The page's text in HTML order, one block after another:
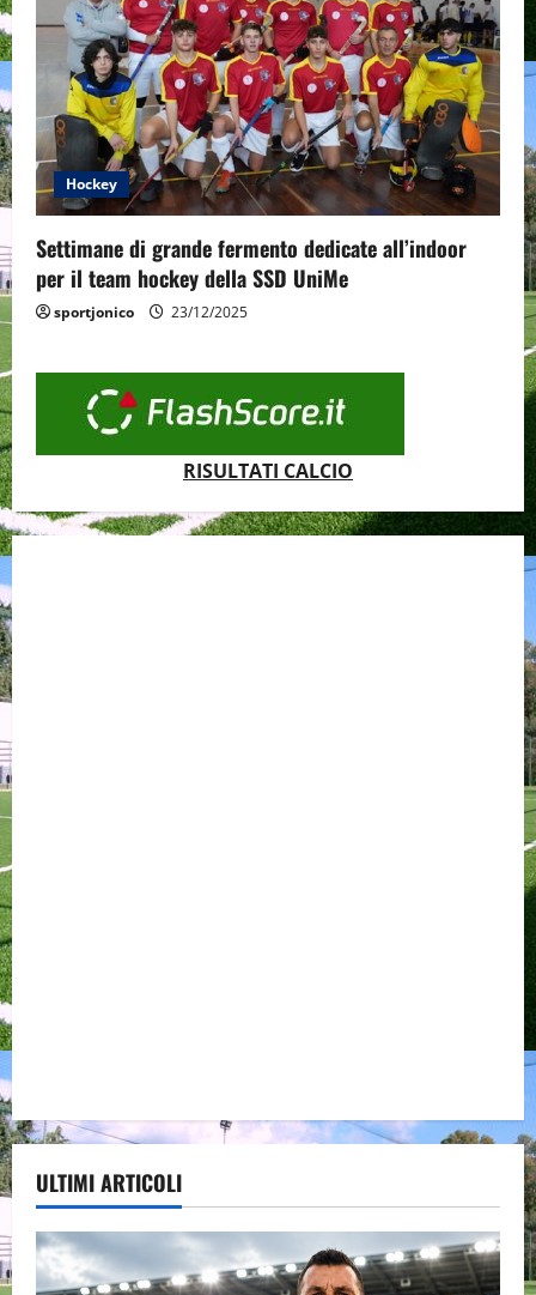
Hockey
Settimane di grande fermento dedicate all’indoor
per il team hockey della SSD UniMe
sportjonico 23/12/2025
RISULTATI CALCIO
ULTIMI ARTICOLI